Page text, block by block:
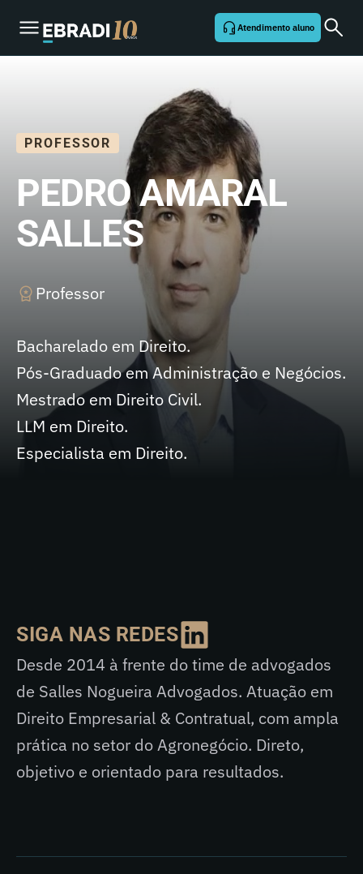
Atendimento aluno
PROFESSOR
PEDRO AMARAL
SALLES
Professor
Bacharelado em Direito.
Pós-Graduado em Administração e Negócios.
Mestrado em Direito Civil.
LLM em Direito.
Especialista em Direito.
SIGA NAS REDES
Desde 2014 à frente do time de advogados
de Salles Nogueira Advogados. Atuação em
Direito Empresarial & Contratual, com ampla
prática no setor do Agronegócio. Direto,
objetivo e orientado para resultados.